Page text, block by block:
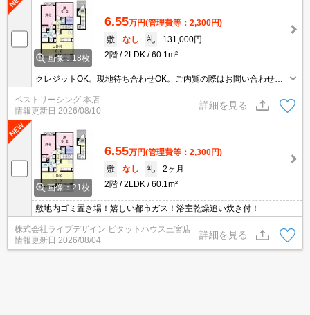
画像：18枚
6.55万円(管理費等：2,300円)
敷
なし 礼
131,000円
2階
2LDK 60.1m²
クレジットOK。現地待ち合わせOK。ご内覧の際はお問い合わせく
ださい。
ベストリーシング 本店
情報更新日 2026/08/10
詳細を見る
画像：21枚
6.55万円(管理費等：2,300円)
敷
なし 礼
2ヶ月
2階
2LDK 60.1m²
敷地内ゴミ置き場！嬉しい都市ガス！浴室乾燥追い炊き付！
株式会社ライブデザイン ピタットハウス三宮店
情報更新日 2026/08/04
詳細を見る